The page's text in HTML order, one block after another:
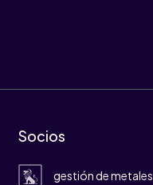
Socios
gestión de metales